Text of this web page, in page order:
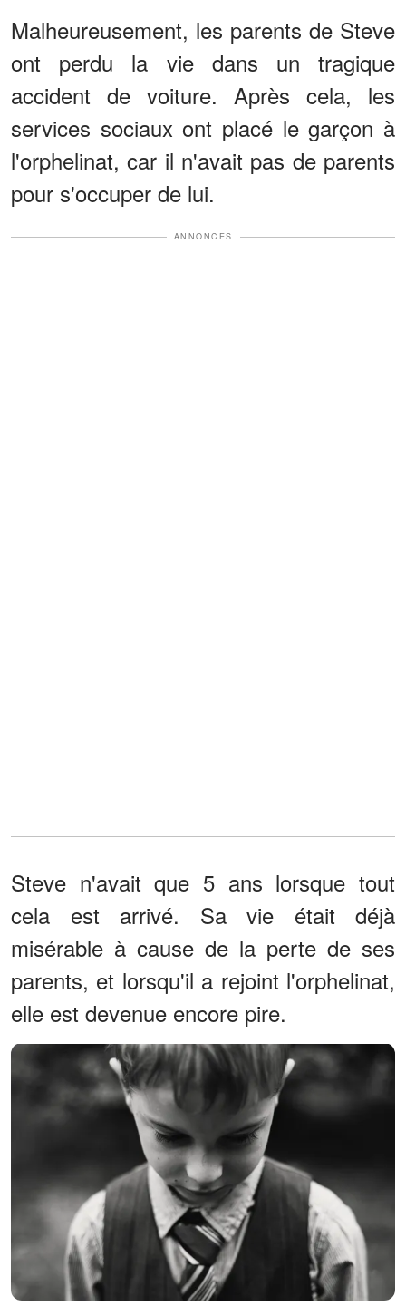
Malheureusement, les parents de Steve
ont perdu la vie dans un tragique
accident de voiture. Après cela, les
services sociaux ont placé le garçon à
l'orphelinat, car il n'avait pas de parents
pour s'occuper de lui.
ANNONCES
Steve n'avait que 5 ans lorsque tout
cela est arrivé. Sa vie était déjà
misérable à cause de la perte de ses
parents, et lorsqu'il a rejoint l'orphelinat,
elle est devenue encore pire.